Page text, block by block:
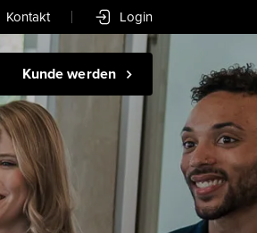
Kontakt Login
Kunde werden